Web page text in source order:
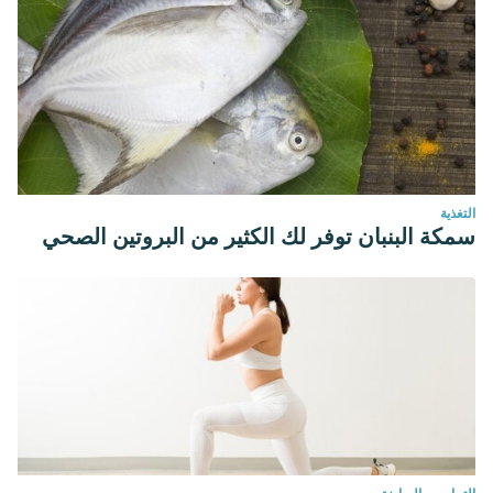
التغذية
سمكة البنبان توفر لك الكثير من البروتين الصحي